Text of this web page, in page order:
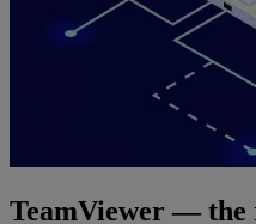
TeamViewer — the